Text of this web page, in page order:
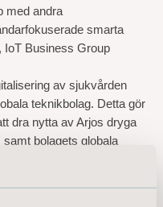
med andra
smarta
IoT Business Group
av sjukvården
teknikbolag. Detta gör
dra nytta av Arjos dryga
bolagets globala
tillsammans med
av denna nya